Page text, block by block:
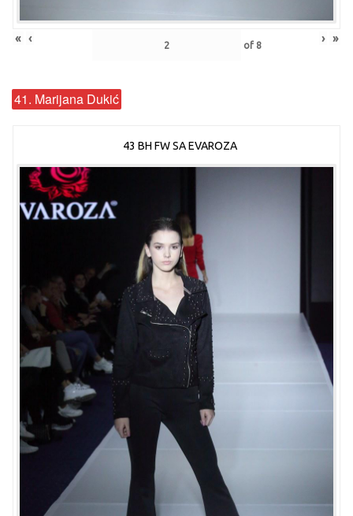
« ‹ of 8 › »
41. Marijana Dukić
43 BH FW SA EVAROZA